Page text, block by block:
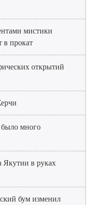
мистики
в прокат
открытий
много
Якутии в руках
бум изменил